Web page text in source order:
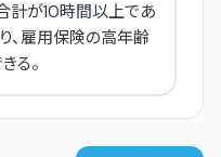
計が10時間以上であ
、雇用保険の高年齢
る。